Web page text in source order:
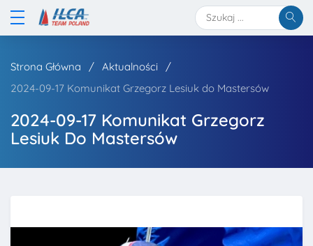
Strona Główna
Aktualności
2024-09-17 Komunikat Grzegorz Lesiuk do Mastersów
2024-09-17 Komunikat Grzegorz
Lesiuk Do Mastersów